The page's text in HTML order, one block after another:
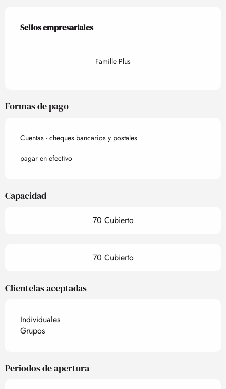
Oferta de prestaciones
Sellos empresariales
Sellos empresariales
Famille Plus
Formas de pago
Cuentas - cheques bancarios y postales
pagar en efectivo
Capacidad
70 Cubierto
70 Cubierto
Clientelas aceptadas
Individuales
Grupos
Periodos de apertura